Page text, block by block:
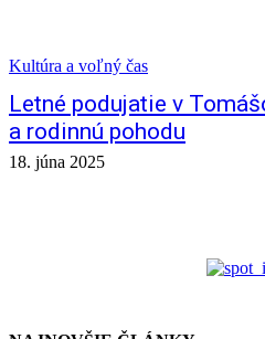
Kultúra a voľný čas
Letné podujatie v
a rodinnú pohodu
18. júna 2025